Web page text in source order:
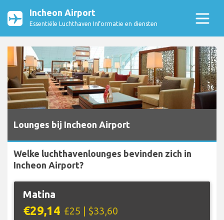
Incheon Airport
Essentiële Luchthaven Informatie en diensten
Lounges bij Incheon Airport
Welke luchthavenlounges bevinden zich in
Incheon Airport?
Matina
€29,14 £25 | $33,60